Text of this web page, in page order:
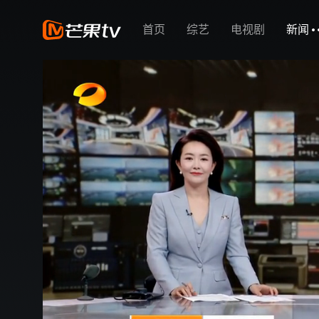
首页 综艺 电视剧 新闻